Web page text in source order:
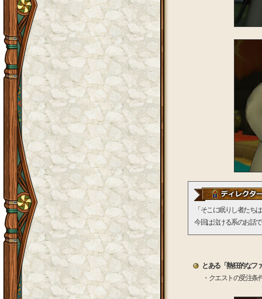
「そこに眠りし者たち
今回は泣ける系のお話
とある「熱狂的な
・クエストの受注